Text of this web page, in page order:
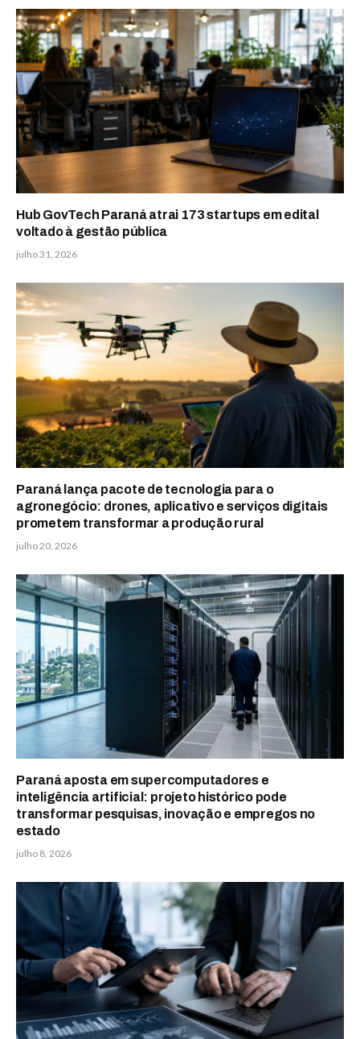
Hub GovTech Paraná atrai 173 startups em edital
voltado à gestão pública
julho 31, 2026
Paraná lança pacote de tecnologia para o
agronegócio: drones, aplicativo e serviços digitais
prometem transformar a produção rural
julho 20, 2026
Paraná aposta em supercomputadores e
inteligência artificial: projeto histórico pode
transformar pesquisas, inovação e empregos no
estado
julho 8, 2026